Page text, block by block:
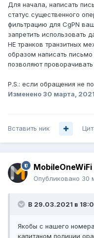
Для начала, написать
статус существенного
фильтрацию для CgPN
запретить использовать
НЕ транков транзитных
образом написать
позволяют
P.S.: если обращения не
Изменено 30 марта, 2021
Вставить ник
MobileOneWiFi
Опубликовано 30
В 29.03.2021 в
Якобы с нашего
капитаном полиции